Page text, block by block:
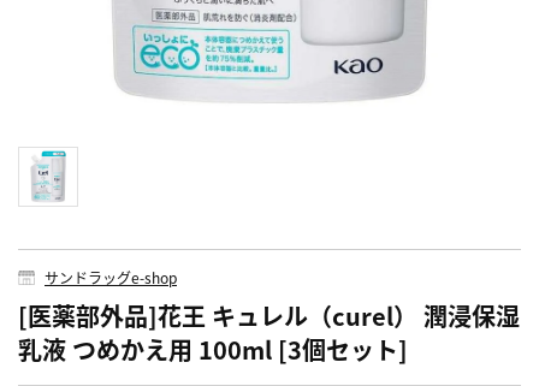
サンドラッグe-shop
[医薬部外品]花王 キュレル（curel） 潤浸保湿
乳液 つめかえ用 100ml [3個セット]